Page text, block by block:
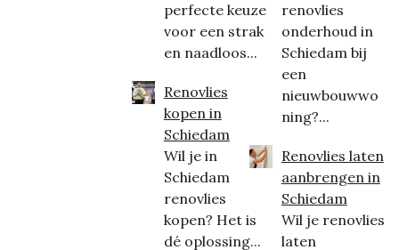
perfecte keuze
voor een strak
en naadloos...
Renovlies
kopen in
Schiedam
Wil je in
Schiedam
renovlies
kopen? Het is
dé oplossing...
renovlies
onderhoud in
Schiedam bij
een
nieuwbouwwo
ning?...
Renovlies laten
aanbrengen in
Schiedam
Wil je renovlies
laten